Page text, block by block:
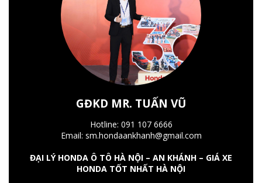
GĐKD MR. TUẤN VŨ
Hotline: 091 107 6666
Email: sm.hondaankhanh@gmail.com
ĐẠI LÝ HONDA Ô TÔ HÀ NỘI – AN KHÁNH – GIÁ XE
HONDA TỐT NHẤT HÀ NỘI